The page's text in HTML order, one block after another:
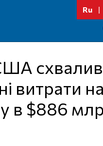
Ru
витрати на
в $886